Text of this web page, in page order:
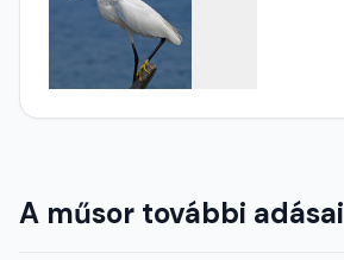
A műsor további adásai